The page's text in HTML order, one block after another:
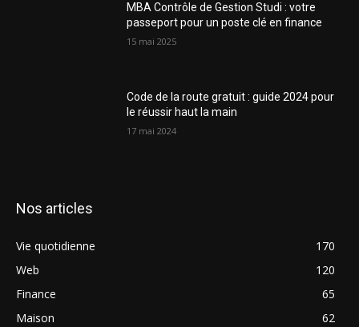
MBA Contrôle de Gestion Studi : votre
passeport pour un poste clé en finance
15 mai 2025
Code de la route gratuit : guide 2024 pour
le réussir haut la main
17 mai 2024
Nos articles
Vie quotidienne
170
Web
120
Finance
65
Maison
62